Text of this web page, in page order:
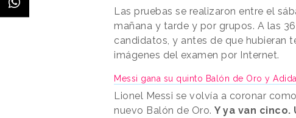
Las pruebas se realizaron entre el
mañana y tarde y por grupos. A las
candidatos, y antes de que hubieran
imágenes del examen por Internet.
Messi gana su quinto Balón de Oro y
Lionel Messi se volvía a coronar
nuevo Balón de Oro. Y ya van